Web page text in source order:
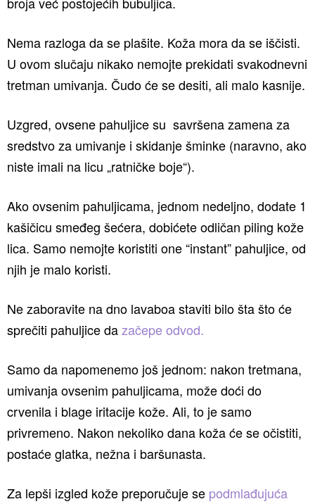
Nema razloga da se plašite. Koža mora da se iščisti.
U ovom slučaju nikako nemojte prekidati svakodnevni
tretman umivanja. Čudo će se desiti, ali malo kasnije.
Uzgred, ovsene pahuljice su savršena zamena za
sredstvo za umivanje i skidanje šminke (naravno, ako
niste imali na licu „ratničke boje“).
Ako ovsenim pahuljicama, jednom nedeljno, dodate 1
kašičicu smeđeg šećera, dobićete odličan piling kože
lica. Samo nemojte koristiti one “instant” pahuljice, od
njih je malo koristi.
Ne zaboravite na dno lavaboa staviti bilo šta što će
sprečiti pahuljice dazačepe odvod.
Samo da napomenemo još jednom: nakon tretmana,
umivanja ovsenim pahuljicama, može doći do
crvenila i blage iritacije kože. Ali, to je samo
privremeno. Nakon nekoliko dana koža će se očistiti,
postaće glatka, nežna i baršunasta.
Za lepši izgled kože preporučuje se podmlađujuća